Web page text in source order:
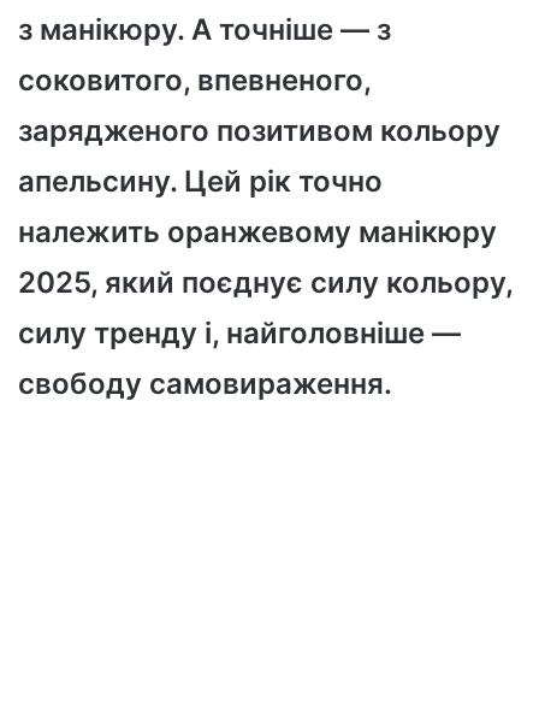
з манікюру. А точніше — з
соковитого, впевненого,
зарядженого позитивом кольору
апельсину. Цей рік точно
належить оранжевому манікюру
2025, який поєднує силу кольору,
силу тренду і, найголовніше —
свободу самовираження.